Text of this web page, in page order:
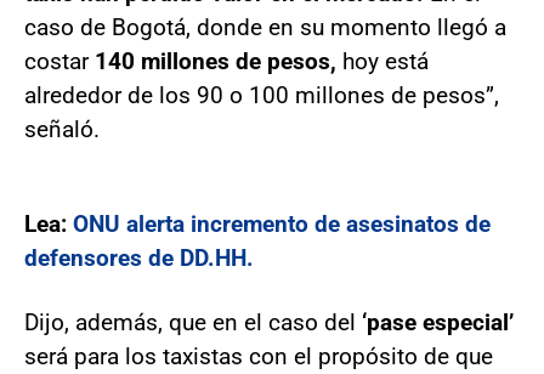
caso de Bogotá, donde en su momento llegó a
costar 140 millones de pesos, hoy está
alrededor de los 90 o 100 millones de pesos”,
señaló.
Lea: ONU alerta incremento de asesinatos de
defensores de DD.HH.
Dijo, además, que en el caso del ‘pase especial’
será para los taxistas con el propósito de que